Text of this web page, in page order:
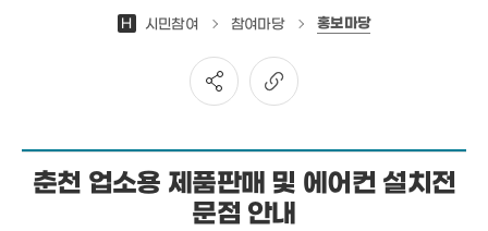
H 시민참여 참여마당 홍보마당
춘천 업소용 제품판매 및 에어컨 설치전
문점 안내